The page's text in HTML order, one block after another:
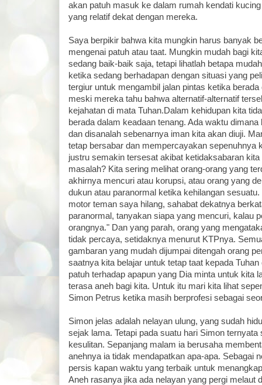
akan patuh masuk ke dalam rumah kendati
yang relatif dekat dengan mereka.
Saya berpikir bahwa kita mungkin harus banyak
mengenai patuh atau taat. Mungkin mudah bagi
sedang baik-baik saja, tetapi lihatlah betapa
ketika sedang berhadapan dengan situasi yang
tergiur untuk mengambil jalan pintas ketika
meski mereka tahu bahwa alternatif-alternatif
kejahatan di mata Tuhan.Dalam kehidupan kita
berada dalam keadaan tenang. Ada waktu
dan disanalah sebenarnya iman kita akan diuji.
tetap bersabar dan mempercayakan sepenuhnya
justru semakin tersesat akibat ketidaksabaran
masalah? Kita sering melihat orang-orang yang
akhirnya mencuri atau korupsi, atau orang yang
dukun atau paranormal ketika kehilangan
motor teman saya hilang, sahabat dekatnya
paranormal, tanyakan siapa yang mencuri, kalau
orangnya." Dan yang parah, orang yang
tidak percaya, setidaknya menurut KTPnya.
gambaran yang mudah dijumpai ditengah orang
saatnya kita belajar untuk tetap taat kepada
patuh terhadap apapun yang Dia minta untuk kita
terasa aneh bagi kita. Untuk itu mari kita lihat
Simon Petrus ketika masih berprofesi sebagai
Simon jelas adalah nelayan ulung, yang sudah
sejak lama. Tetapi pada suatu hari Simon ternyata
kesulitan. Sepanjang malam ia berusaha
anehnya ia tidak mendapatkan apa-apa. Sebagai
persis kapan waktu yang terbaik untuk
Aneh rasanya jika ada nelayan yang pergi melaut